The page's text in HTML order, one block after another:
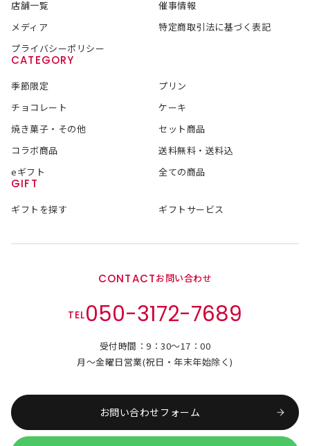
店舗一覧
催事情報
メディア
特定商取引法に基づく表記
プライバシーポリシー
CATEGORY
季節限定
プリン
チョコレート
ケーキ
焼き菓子・その他
セット商品
コラボ商品
送料無料・送料込
eギフト
全ての商品
GIFT
ギフトを探す ギフトサービス
CONTACTお問い合わせ
TEL050-3172-7689
受付時間：9：30～17：00
月～金曜日営業(祝日・年末年始除く)
お問い合わせフォーム